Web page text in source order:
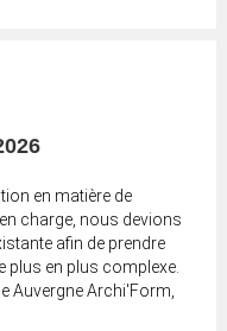
en matière de
charge, nous devions
afin de prendre
plus en plus complexe.
Auvergne Archi'Form,